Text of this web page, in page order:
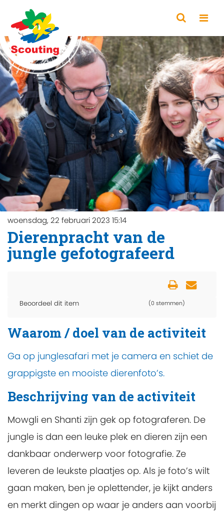
woensdag, 22 februari 2023 15:14
Dierenpracht van de
jungle gefotografeerd
Beoordeel dit item (0 stemmen)
Waarom / doel van de activiteit
Ga op junglesafari met je camera en schiet de
grappigste en mooiste dierenfoto’s.
Beschrijving van de activiteit
Mowgli en Shanti zijn gek op fotograferen. De
jungle is dan een leuke plek en dieren zijn een
dankbaar onderwerp voor fotografie. Ze
leveren de leukste plaatjes op. Als je foto’s wilt
gaan maken, ben je oplettender, je kijkt anders
en merkt dingen op waar je anders aan voorbij